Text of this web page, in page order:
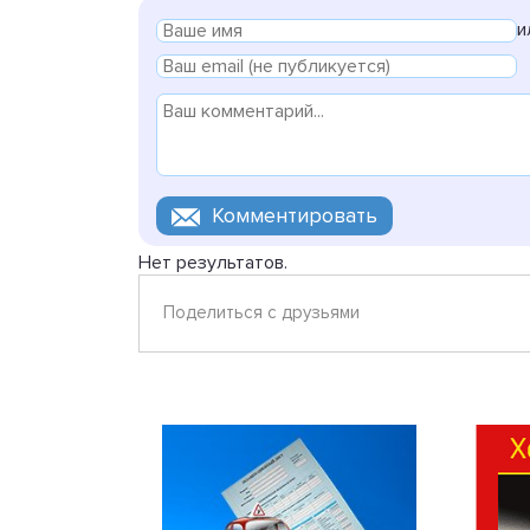
Нет результатов.
Поделиться с друзьями